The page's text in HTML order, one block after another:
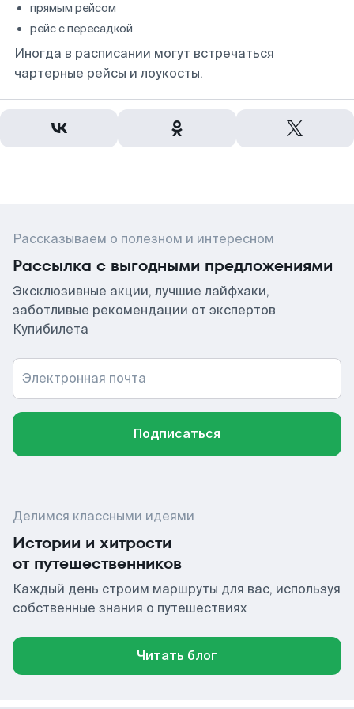
прямым рейсом
рейс с пересадкой
Иногда в расписании могут встречаться
чартерные рейсы и лоукосты.
Рассказываем о полезном и интересном
Рассылка с выгодными предложениями
Эксклюзивные акции, лучшие лайфхаки,
заботливые рекомендации от экспертов
Купибилета
Электронная почта
Подписаться
Делимся классными идеями
Истории и хитрости
от путешественников
Каждый день строим маршруты для вас, используя
собственные знания о путешествиях
Читать блог